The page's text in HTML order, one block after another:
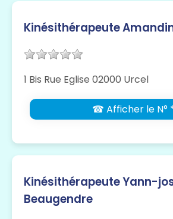
Kinésithérapeute
1 Bis Rue Eglise 02000 Urcel
☎ Afficher le N°
Kinésithérapeute Yann-
Beaugendre